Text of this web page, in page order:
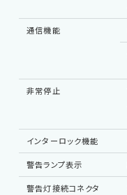
通信機能
非常停止
インターロック機能
警告ランプ表示
警告灯接続コネクタ